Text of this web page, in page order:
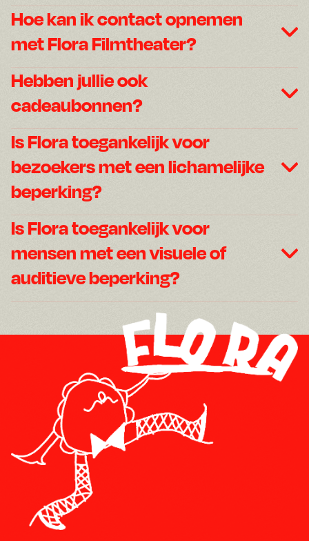
Hoe kan ik contact opnemen
met Flora Filmtheater?
Hebben jullie ook
cadeaubonnen?
Is Flora toegankelijk voor
bezoekers met een lichamelijke
beperking?
Is Flora toegankelijk voor
mensen met een visuele of
auditieve beperking?